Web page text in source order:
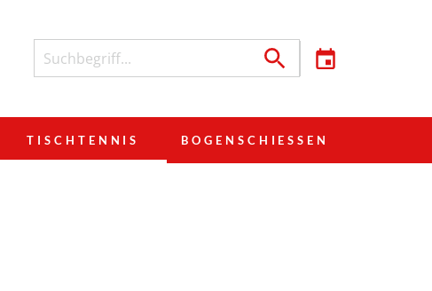
TISCHTENNIS BOGENSCHIESSEN